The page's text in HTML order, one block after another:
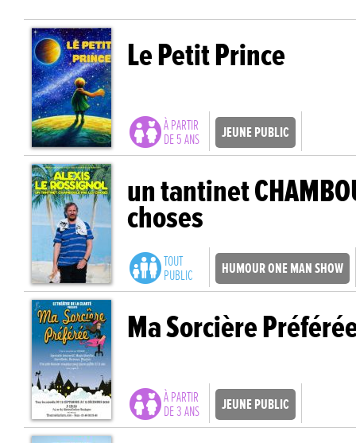
Le Petit Prince
À PARTIR
DE 5 ANS JEUNE PUBLIC
un tantinet
choses
TOUT
PUBLIC HUMOUR ONE MAN SHOW
Ma Sorcière
À PARTIR
DE 3 ANS JEUNE PUBLIC